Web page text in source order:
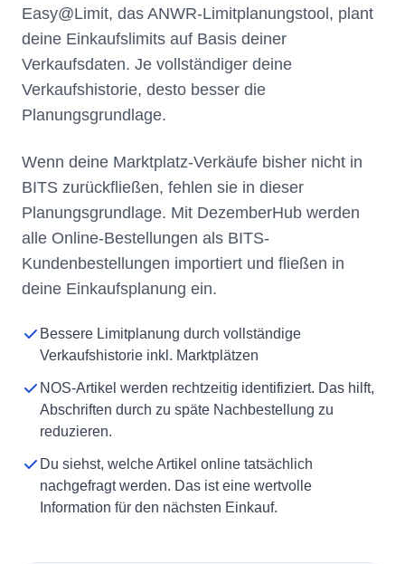
Easy@Limit, das ANWR-Limitplanungstool, plant
deine Einkaufslimits auf Basis deiner
Verkaufsdaten. Je vollständiger deine
Verkaufshistorie, desto besser die
Planungsgrundlage.
Wenn deine Marktplatz-Verkäufe bisher nicht in
BITS zurückfließen, fehlen sie in dieser
Planungsgrundlage. Mit DezemberHub werden
alle Online-Bestellungen als BITS-
Kundenbestellungen importiert und fließen in
deine Einkaufsplanung ein.
Bessere Limitplanung durch vollständige
Verkaufshistorie inkl. Marktplätzen
NOS-Artikel werden rechtzeitig identifiziert. Das hilft,
Abschriften durch zu späte Nachbestellung zu
reduzieren.
Du siehst, welche Artikel online tatsächlich
nachgefragt werden. Das ist eine wertvolle
Information für den nächsten Einkauf.